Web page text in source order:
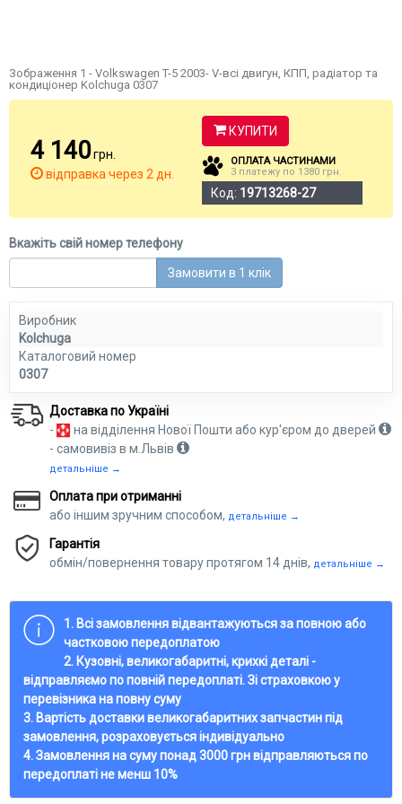
Зображення 1 - Volkswagen T-5 2003- V-всі двигун, КПП, радіатор та
кондиціонер Kolchuga 0307
4 140грн.
відправка через 2 дн.
КУПИТИ
ОПЛАТА ЧАСТИНАМИ
3 платежу по 1380 грн.
Код: 19713268-27
Вкажіть свій номер телефону
Замовити в 1 клік
Виробник
Kolchuga
Каталоговий номер
0307
Доставка по Україні
-
на відділення Нової Пошти або кур'єром до дверей
- самовивіз в м.Львів
детальніше →
Оплата при отриманні
або іншим зручним способом, детальніше →
Гарантія
обмін/повернення товару протягом 14 днів, детальніше →
1. Всі замовлення відвантажуються за повною або
частковою передоплатою
2. Кузовні, великогабаритні, крихкі деталі -
відправляємо по повній передоплаті. Зі страховкою у
перевізника на повну суму
3. Вартість доставки великогабаритних запчастин під
замовлення, розраховується індивідуально
4. Замовлення на суму понад 3000 грн відправляються по
передоплаті не менш 10%